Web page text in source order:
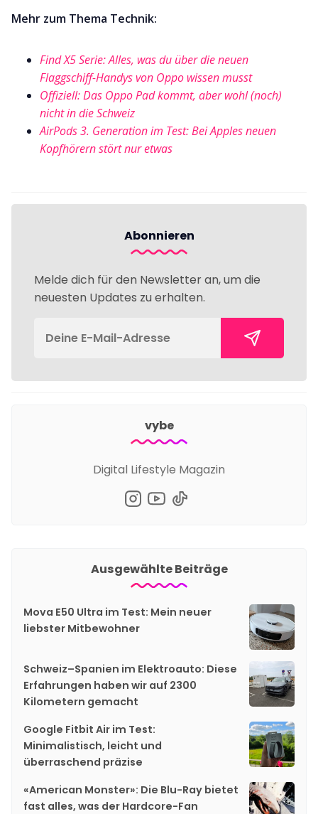
Mehr zum Thema Technik:
Find X5 Serie: Alles, was du über die neuen
Flaggschiff-Handys von Oppo wissen musst
Offiziell: Das Oppo Pad kommt, aber wohl (noch)
nicht in die Schweiz
AirPods 3. Generation im Test: Bei Apples neuen
Kopfhörern stört nur etwas
Abonnieren
Melde dich für den Newsletter an, um die
neuesten Updates zu erhalten.
vybe
Digital Lifestyle Magazin
Ausgewählte Beiträge
Mova E50 Ultra im Test: Mein neuer
liebster Mitbewohner
Schweiz–Spanien im Elektroauto: Diese
Erfahrungen haben wir auf 2300
Kilometern gemacht
Google Fitbit Air im Test:
Minimalistisch, leicht und
überraschend präzise
«American Monster»: Die Blu-Ray bietet
fast alles, was der Hardcore-Fan